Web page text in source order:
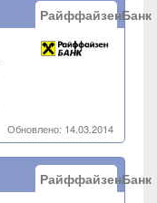
РайффайзенБанк
Обновлено: 14.03.2014
РайффайзенБанк